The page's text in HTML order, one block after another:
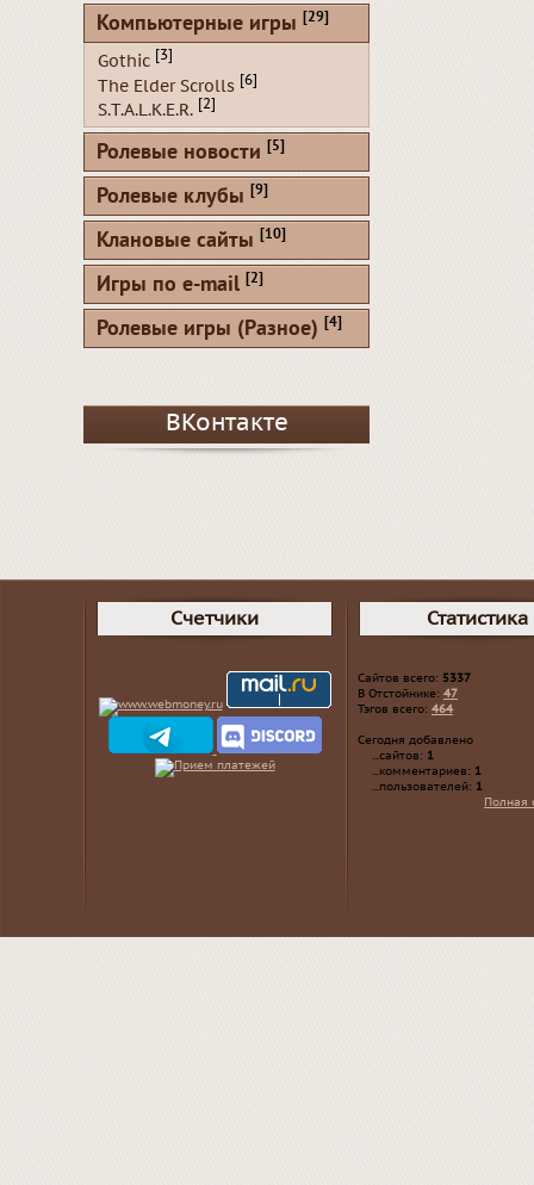
Компьютерные игры [29]
Gothic [3]
The Elder Scrolls [6]
S.T.A.L.K.E.R. [2]
Ролевые новости [5]
Ролевые клубы [9]
Клановые сайты [10]
Игры по e-mail [2]
Ролевые игры (Разное) [4]
ВКонтакте
Счетчики Статистика
Сайтов всего: 5337
В Отстойнике: 47
Тэгов всего: 464
Сегодня добавлено
...сайтов: 1
...комментариев: 1
...пользователей: 1
Полная